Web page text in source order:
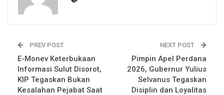
PREV POST
E-Monev Keterbukaan
Informasi Sulut Disorot,
KIP Tegaskan Bukan
Kesalahan Pejabat Saat
NEXT POST
Pimpin Apel Perdana
2026, Gubernur Yulius
Selvanus Tegaskan
Disiplin dan Loyalitas